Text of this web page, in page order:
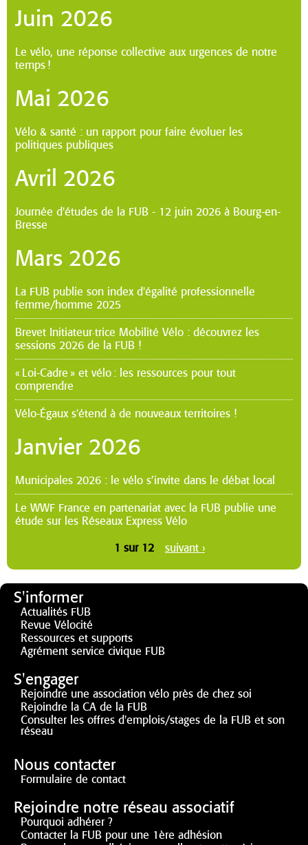
juin 2026
Le vélo, une réponse collective aux urgences de notre
temps !
mai 2026
Vélo & santé : un rapport pour faire évoluer les
politiques publiques
avril 2026
Journée d'études de la FUB - 12 juin 2026 à Bourg-en-
Bresse
mars 2026
La FUB publie son index d'égalité professionnelle
femme/homme 2025
Brevet Initiateur·trice Mobilité Vélo : découvrez les
sessions 2026 de la FUB !
« Loi-Cadre » et vélo : les ressources pour tout
comprendre
Vélo-Égaux s'étend à de nouveaux territoires !
janvier 2026
Municipales 2026 : le vélo s’invite dans le débat local
Le WWF France en partenariat avec la FUB publie une
étude sur les Réseaux Express Vélo
1 sur 12 suivant ›
S'informer
Actualités FUB
Revue Vélocité
Ressources et supports
Agrément service civique FUB
S'engager
Rejoindre une association vélo près de chez soi
Rejoindre la CA de la FUB
Consulter les offres d'emplois/stages de la FUB et son
réseau
Nous contacter
Formulaire de contact
Rejoindre notre réseau associatif
Pourquoi adhérer ?
Contacter la FUB pour une 1ère adhésion